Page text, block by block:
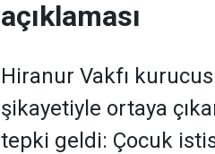
açıklaması
Hiranur Vakfı
şikayetiyle ortaya
tepki geldi: Çocuk